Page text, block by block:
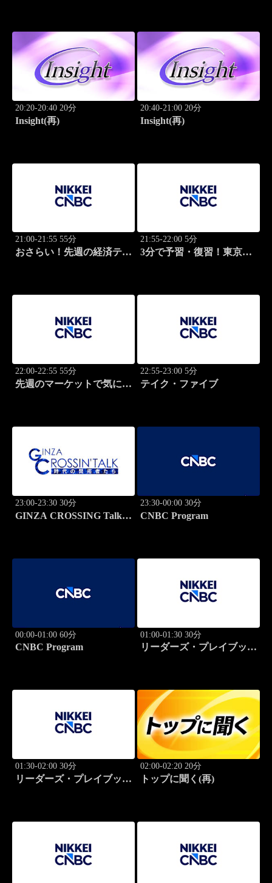
20:20-20:40 20分
Insight(再)
20:40-21:00 20分
Insight(再)
21:00-21:55 55分
おさらい！先週の経済テー
21:55-22:00 5分
3分で予習・復習！東京市
22:00-22:55 55分
先週のマーケットで気にな
22:55-23:00 5分
テイク・ファイブ
23:00-23:30 30分
GINZA CROSSING Talk
23:30-00:00 30分
CNBC Program
00:00-01:00 60分
CNBC Program
01:00-01:30 30分
リーダーズ・プレイブック
01:30-02:00 30分
リーダーズ・プレイブック
02:00-02:20 20分
トップに聞く(再)